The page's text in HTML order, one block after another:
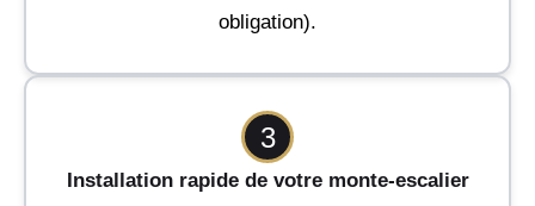
obligation).
3
Installation rapide de votre monte-escalier